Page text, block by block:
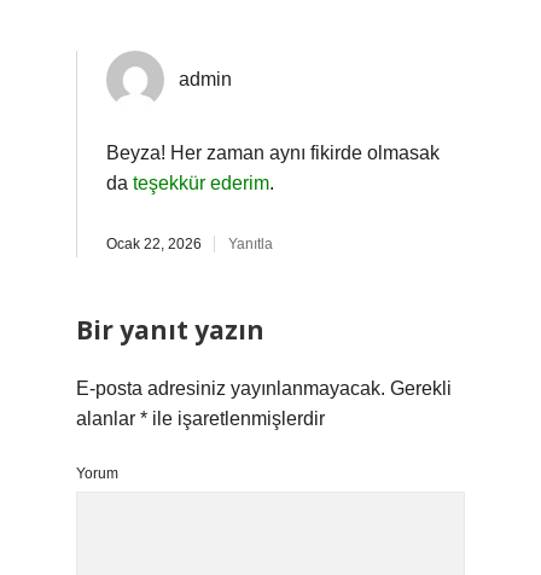
admin
Beyza! Her zaman aynı fikirde olmasak
da teşekkür ederim.
Ocak 22, 2026 Yanıtla
Bir yanıt yazın
E-posta adresiniz yayınlanmayacak. Gerekli
alanlar * ile işaretlenmişlerdir
Yorum